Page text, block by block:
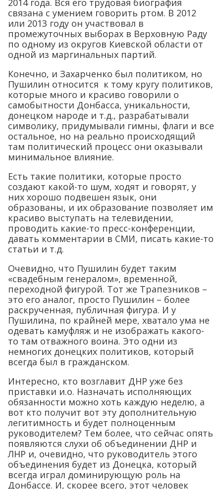
2014 года. Вся его трудовая биография
связана с умением говорить ртом. В 2012
или 2013 году он участвовал в
промежуточных выборах в Верховную Раду
по одному из округов Киевской области от
одной из маргинальных партий.
Конечно, и Захарченко был политиком, но
Пушилин относится к тому кругу политиков,
которые много и красиво говорили о
самобытности Донбасса, уникальности,
донецком народе и т.д., разрабатывали
символику, придумывали гимны, флаги и все
остальное, но на реально происходящий
там политический процесс они оказывали
минимальное влияние.
Есть такие политики, которые просто
создают какой-то шум, ходят и говорят, у
них хорошо подвешен язык, они
образованы, и их образование позволяет им
красиво выступать на телевидении,
проводить какие-то пресс-конференции,
давать комментарии в СМИ, писать какие-то
статьи и т.д.
Очевидно, что Пушилин будет таким
«свадебным генералом», временной,
переходной фигурой. Тот же Трапезников –
это его аналог, просто Пушилин – более
раскрученная, публичная фигура. И у
Пушилина, по крайней мере, хватало ума не
одевать камуфляж и не изображать какого-
то там отважного воина. Это одни из
немногих донецких политиков, который
всегда был в гражданском.
Интересно, кто возглавит ДНР уже без
приставки и.о. Назначать исполняющих
обязанности можно хоть каждую неделю, а
вот кто получит вот эту дополнительную
легитимность и будет полноценным
руководителем? Тем более, что сейчас опять
появляются слухи об объединении ДНР и
ЛНР и, очевидно, что руководитель этого
объединения будет из Донецка, который
всегда играл доминирующую роль на
Донбассе. И, скорее всего, этот человек